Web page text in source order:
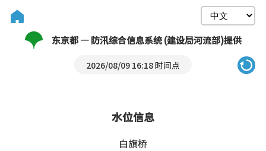
东京都 — 防汛综合信息系统 (建设局河流部)提供
2026/08/09 16:18 时间点
水位信息
白旗桥